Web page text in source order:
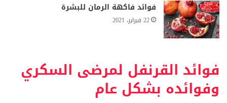
فوائد فاكهة الرمان للبشرة
22 فبراير، 2021
فوائد القرنفل لمرضى السكري
وفوائده بشكل عام